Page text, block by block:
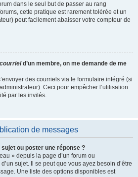
dans le seul but de passer au rang
cette pratique est rarement tolérée et un
peut facilement abaisser votre compteur de
courrield’un membre, on me demande de me
des courriels via le formulaire intégré (si
Ceci pour empêcher l’utilisation
par les invités.
de messages
ou poster une réponse ?
» depuis la page d’un forum ou
sujet. Il se peut que vous ayez besoin d’être
Une liste des options disponibles est